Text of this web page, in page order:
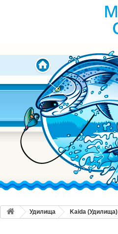
Удилища Kaida (Удилища)